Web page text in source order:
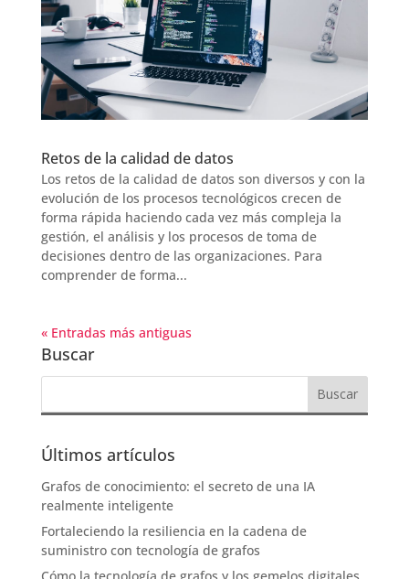
Retos de la calidad de datos
Los retos de la calidad de datos son diversos y con la
evolución de los procesos tecnológicos crecen de
forma rápida haciendo cada vez más compleja la
gestión, el análisis y los procesos de toma de
decisiones dentro de las organizaciones. Para
comprender de forma...
« Entradas más antiguas
Buscar
Últimos artículos
Grafos de conocimiento: el secreto de una IA
realmente inteligente
Fortaleciendo la resiliencia en la cadena de
suministro con tecnología de grafos
Cómo la tecnología de grafos y los gemelos digitales